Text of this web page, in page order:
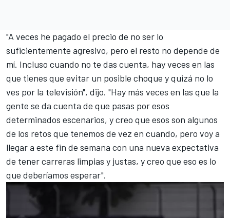
"A veces he pagado el precio de no ser lo
suficientemente agresivo, pero el resto no depende de
mí. Incluso cuando no te das cuenta, hay veces en las
que tienes que evitar un posible choque y quizá no lo
ves por la televisión", dijo. "Hay más veces en las que la
gente se da cuenta de que pasas por esos
determinados escenarios, y creo que esos son algunos
de los retos que tenemos de vez en cuando, pero voy a
llegar a este fin de semana con una nueva expectativa
de tener carreras limpias y justas, y creo que eso es lo
que deberíamos esperar".